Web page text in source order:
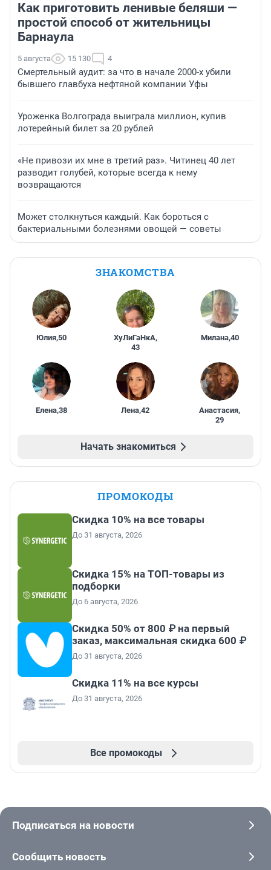
Как приготовить ленивые беляши —
простой способ от жительницы
Барнаула
5 августа 15 130 4
Смертельный аудит: за что в начале 2000-х убили
бывшего главбуха нефтяной компании Уфы
Уроженка Волгограда выиграла миллион, купив
лотерейный билет за 20 рублей
«Не привози их мне в третий раз». Читинец 40 лет
разводит голубей, которые всегда к нему
возвращаются
Может столкнуться каждый. Как бороться с
бактериальными болезнями овощей — советы
ЗНАКОМСТВА
Юлия,50 ХуЛиГаНкА,
43
Милана,40
Елена,38 Лена,42 Анастасия,
29
Начать знакомиться
ПРОМОКОДЫ
Скидка 10% на все товары
До 31 августа, 2026
Скидка 15% на ТОП-товары из
подборки
До 6 августа, 2026
Скидка 50% от 800 ₽ на первый
заказ, максимальная скидка 600 ₽
До 31 августа, 2026
Скидка 11% на все курсы
До 31 августа, 2026
Все промокоды
Подписаться на новости
Сообщить новость